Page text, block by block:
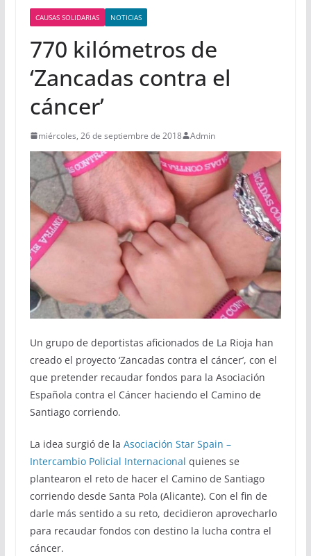
CAUSAS SOLIDARIAS NOTICIAS
770 kilómetros de
‘Zancadas contra el
cáncer’
miércoles, 26 de septiembre de 2018 Admin
Un grupo de deportistas aficionados de La Rioja han
creado el proyecto ‘Zancadas contra el cáncer’, con el
que pretender recaudar fondos para la Asociación
Española contra el Cáncer haciendo el Camino de
Santiago corriendo.
La idea surgió de la Asociación Star Spain –
Intercambio Policial Internacional quienes se
plantearon el reto de hacer el Camino de Santiago
corriendo desde Santa Pola (Alicante). Con el fin de
darle más sentido a su reto, decidieron aprovecharlo
para recaudar fondos con destino la lucha contra el
cáncer.